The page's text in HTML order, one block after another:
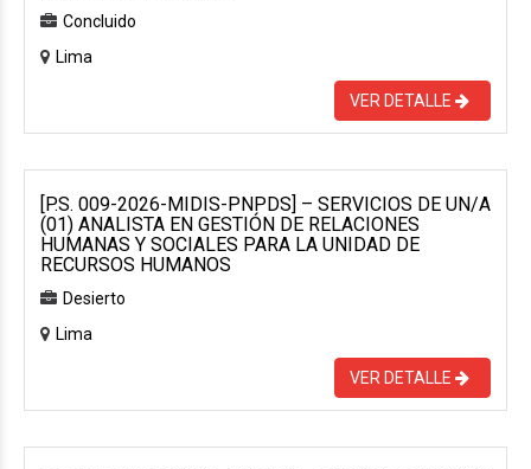
Concluido
Lima
VER DETALLE
[P.S. 009-2026-MIDIS-PNPDS] – SERVICIOS DE UN/A
(01) ANALISTA EN GESTIÓN DE RELACIONES
HUMANAS Y SOCIALES PARA LA UNIDAD DE
RECURSOS HUMANOS
Desierto
Lima
VER DETALLE